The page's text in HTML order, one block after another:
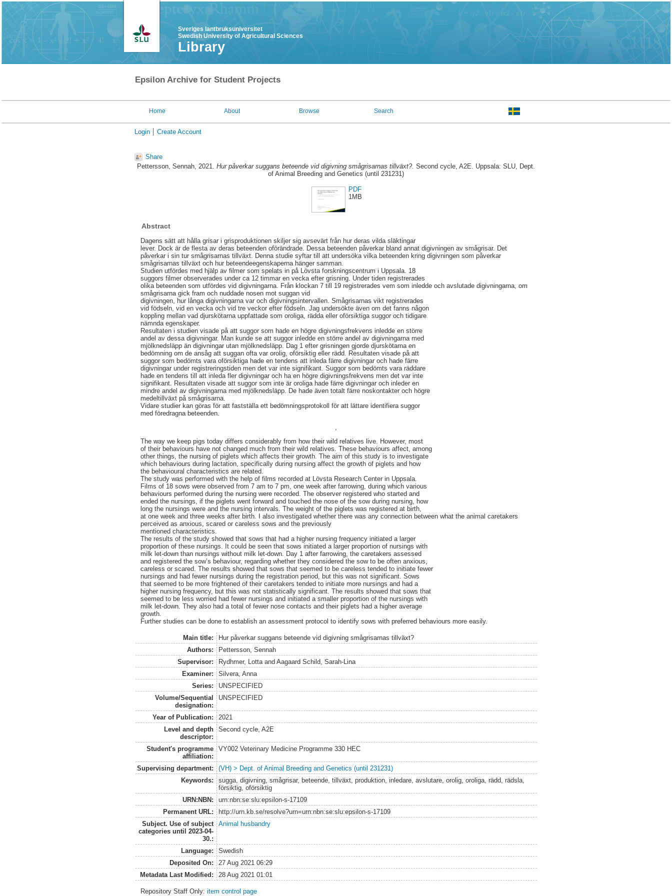
Sveriges lantbruksuniversitet
Swedish University of Agricultural Sciences
Library
Epsilon Archive for Student Projects
Home About Browse Search
Login Create Account
Share
Pettersson, Sennah, 2021. Hur påverkar suggans beteende vid digivning smågrisarnas tillväxt?. Second cycle, A2E. Uppsala: SLU, Dept.
of Animal Breeding and Genetics (until 231231)
PDF
1MB
Abstract
Dagens sätt att hålla grisar i grisproduktionen skiljer sig avsevärt från hur deras vilda släktingar
lever. Dock är de flesta av deras beteenden oförändrade. Dessa beteenden påverkar bland annat digivningen av smågrisar. Det
påverkar i sin tur smågrisarnas tillväxt. Denna studie syftar till att undersöka vilka beteenden kring digivningen som påverkar
smågrisarnas tillväxt och hur beteendeegenskaperna hänger samman.
Studien utfördes med hjälp av filmer som spelats in på Lövsta forskningscentrum i Uppsala. 18
suggors filmer observerades under ca 12 timmar en vecka efter grisning. Under tiden registrerades
olika beteenden som utfördes vid digivningarna. Från klockan 7 till 19 registrerades vem som inledde och avslutade digivningarna, om
smågrisarna gick fram och nuddade nosen mot suggan vid
digivningen, hur långa digivningarna var och digivningsintervallen. Smågrisarnas vikt registrerades
vid födseln, vid en vecka och vid tre veckor efter födseln. Jag undersökte även om det fanns någon
koppling mellan vad djurskötarna uppfattade som oroliga, rädda eller oförsiktiga suggor och tidigare
nämnda egenskaper.
Resultaten i studien visade på att suggor som hade en högre digivningsfrekvens inledde en större
andel av dessa digivningar. Man kunde se att suggor inledde en större andel av digivningarna med
mjölknedsläpp än digivningar utan mjölknedsläpp. Dag 1 efter grisningen gjorde djurskötarna en
bedömning om de ansåg att suggan ofta var orolig, oförsiktig eller rädd. Resultaten visade på att
suggor som bedömts vara oförsiktiga hade en tendens att inleda färre digivningar och hade färre
digivningar under registreringstiden men det var inte signifikant. Suggor som bedömts vara räddare
hade en tendens till att inleda fler digivningar och ha en högre digivningsfrekvens men det var inte
signifikant. Resultaten visade att suggor som inte är oroliga hade färre digivningar och inleder en
mindre andel av digivningarna med mjölknedsläpp. De hade även totalt färre noskontakter och högre
medeltillväxt på smågrisarna.
Vidare studier kan göras för att fastställa ett bedömningsprotokoll för att lättare identifiera suggor
med föredragna beteenden.
The way we keep pigs today differs considerably from how their wild relatives live. However, most
of their behaviours have not changed much from their wild relatives. These behaviours affect, among
other things, the nursing of piglets which affects their growth. The aim of this study is to investigate
which behaviours during lactation, specifically during nursing affect the growth of piglets and how
the behavioural characteristics are related.
The study was performed with the help of films recorded at Lövsta Research Center in Uppsala.
Films of 18 sows were observed from 7 am to 7 pm, one week after farrowing, during which various
behaviours performed during the nursing were recorded. The observer registered who started and
ended the nursings, if the piglets went forward and touched the nose of the sow during nursing, how
long the nursings were and the nursing intervals. The weight of the piglets was registered at birth,
at one week and three weeks after birth. I also investigated whether there was any connection between what the animal caretakers
perceived as anxious, scared or careless sows and the previously
mentioned characteristics.
The results of the study showed that sows that had a higher nursing frequency initiated a larger
proportion of these nursings. It could be seen that sows initiated a larger proportion of nursings with
milk let-down than nursings without milk let-down. Day 1 after farrowing, the caretakers assessed
and registered the sow’s behaviour, regarding whether they considered the sow to be often anxious,
careless or scared. The results showed that sows that seemed to be careless tended to initiate fewer
nursings and had fewer nursings during the registration period, but this was not significant. Sows
that seemed to be more frightened of their caretakers tended to initiate more nursings and had a
higher nursing frequency, but this was not statistically significant. The results showed that sows that
seemed to be less worried had fewer nursings and initiated a smaller proportion of the nursings with
milk let-down. They also had a total of fewer nose contacts and their piglets had a higher average
growth.
Further studies can be done to establish an assessment protocol to identify sows with preferred behaviours more easily.
Main title:
Hur påverkar suggans beteende vid digivning smågrisarnas tillväxt?
Authors:
Pettersson, Sennah
Supervisor:
Rydhmer, Lottaand Aagaard Schild, Sarah-Lina
Examiner:
Silvera, Anna
Series:
UNSPECIFIED
Volume/Sequential
designation:
UNSPECIFIED
Year of Publication:
2021
Level and depth
descriptor:
Second cycle, A2E
Student's programme
affiliation:
VY002 Veterinary Medicine Programme 330 HEC
Supervising department:
(VH) > Dept. of Animal Breeding and Genetics (until 231231)
Keywords:
sugga, digivning, smågrisar, beteende, tillväxt, produktion, inledare, avslutare, orolig, oroliga, rädd, rädsla,
försiktig, oförsiktig
URN:NBN:
urn:nbn:se:slu:epsilon-s-17109
Permanent URL:
http://urn.kb.se/resolve?urn=urn:nbn:se:slu:epsilon-s-17109
Subject. Use of subject
categories until 2023-04-
30.:
Animal husbandry
Language:
Swedish
Deposited On:
27 Aug 2021 06:29
Metadata Last Modified:
28 Aug 2021 01:01
Repository Staff Only:item control page